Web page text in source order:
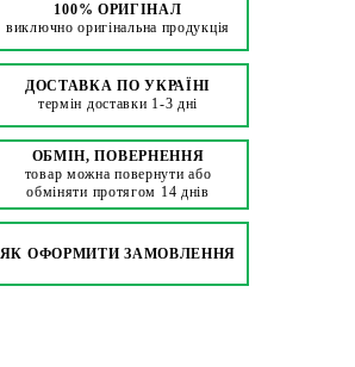
100% ОРИГІНАЛ
виключно оригінальна продукція
ДОСТАВКА ПО УКРАЇНІ
термін доставки 1-3 дні
ОБМІН, ПОВЕРНЕННЯ
товар можна повернути або
обміняти протягом 14 днів
ЯК ОФОРМИТИ ЗАМОВЛЕННЯ